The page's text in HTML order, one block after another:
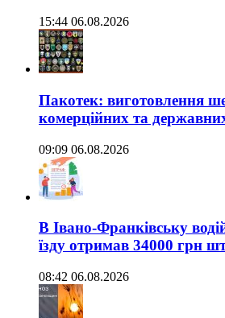
15:44 06.08.2026
Пакотек: виготовлення
комерційних та
09:09 06.08.2026
В Івано-Франківську
їзду отримав 34000 грн
08:42 06.08.2026